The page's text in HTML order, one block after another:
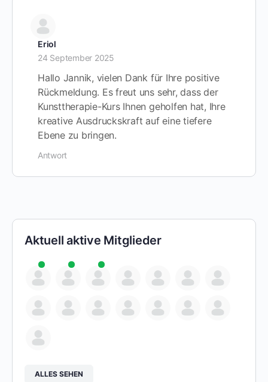
Eriol
24 September 2025
Hallo Jannik, vielen Dank für Ihre positive
Rückmeldung. Es freut uns sehr, dass der
Kunsttherapie-Kurs Ihnen geholfen hat, Ihre
kreative Ausdruckskraft auf eine tiefere
Ebene zu bringen.
Antwort
Aktuell aktive Mitglieder
ALLES SEHEN